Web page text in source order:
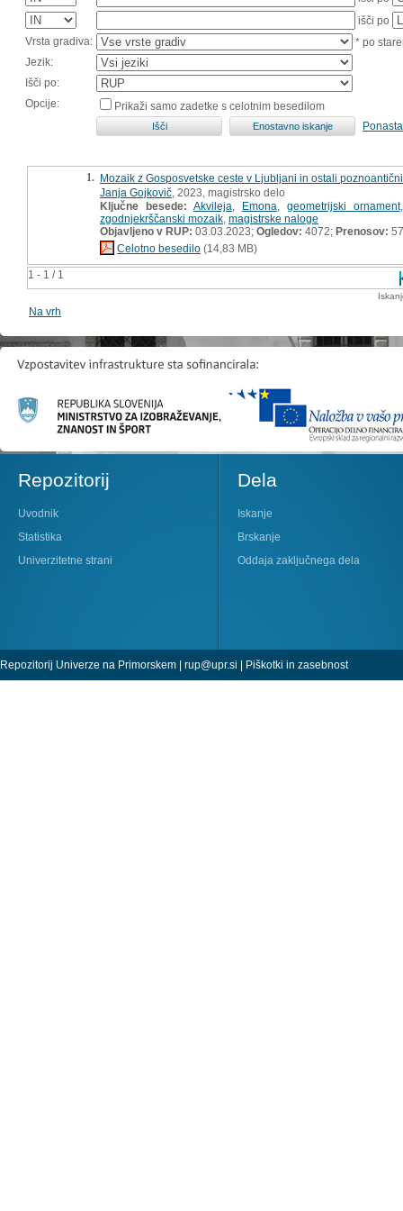
išči po
Vrsta gradiva:
* po
Jezik:
Išči po:
Opcije:
Prikaži samo zadetke s celotnim besedilom
1 - 1 / 1
1. Mozaik z Gosposvetske ceste v Ljubljani in ostali
Janja Gojkovič , 2023, magistrsko delo
Ključne besede: Akvileja Emona geometrijski ornament
zgodnjekrščanski mozaik magistrske naloge
Objavljeno v RUP: 03.03.2023; Ogledov: 4072; Prenosov: 57
Celotno besedilo (14,83 MB)
Na vrh
Repozitorij
Uvodnik
Statistika
Univerzitetne strani
Dela
Iskanje
Brskanje
Oddaja zaključnega dela
Repozitorij Univerze na Primorskem | rup@upr.si | Piškotki in zasebnost